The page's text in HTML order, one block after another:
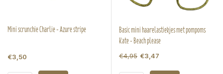
Mini scrunchie Charlie - Azure stripe
€3,50
Basic mini haarelastiekjes met pompoms
Kate - Beach please
€4,95 €3,47